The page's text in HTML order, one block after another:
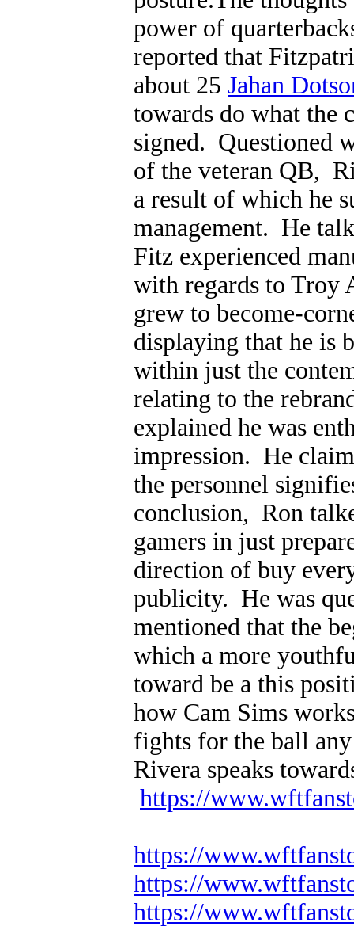
power of
reported that
about 25 Jahan
towards do what the
signed. Questioned
of the veteran QB,
a result of which he
management. He
Fitz experienced
with regards to Troy
grew to become-
displaying that he is
within just the
relating to the
explained he was
impression. He
the personnel
conclusion, Ron
gamers in just
direction of buy
publicity. He was
mentioned that the
which a more
toward be a this
how Cam Sims
fights for the ball
Rivera speaks
https://
https://
https://
https://